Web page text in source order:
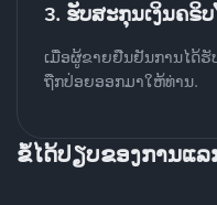
3. ຮັບສະກຸນເງິນຄຣິບ
ເມື່ອຜູ້ຂາຍຢືນຢັນການໄດ້ຮັ
ຖືກປ່ອຍອອກມາໃຫ້ທ່ານ.
ຂໍ້ໄດ້ປຽບຂອງການແລ